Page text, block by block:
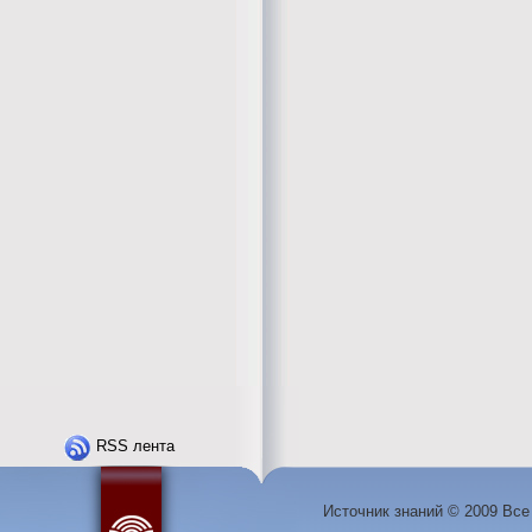
RSS лента
Источник знаний © 2009